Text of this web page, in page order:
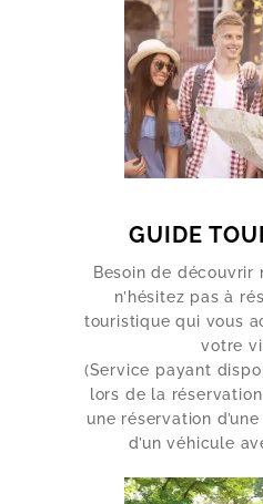
GUIDE
Besoin de découvrir
n’hésitez pas à
touristique qui vous
votre
(Service payant
lors de la
une réservation
d’un véhicule